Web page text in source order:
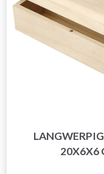
20X6X6